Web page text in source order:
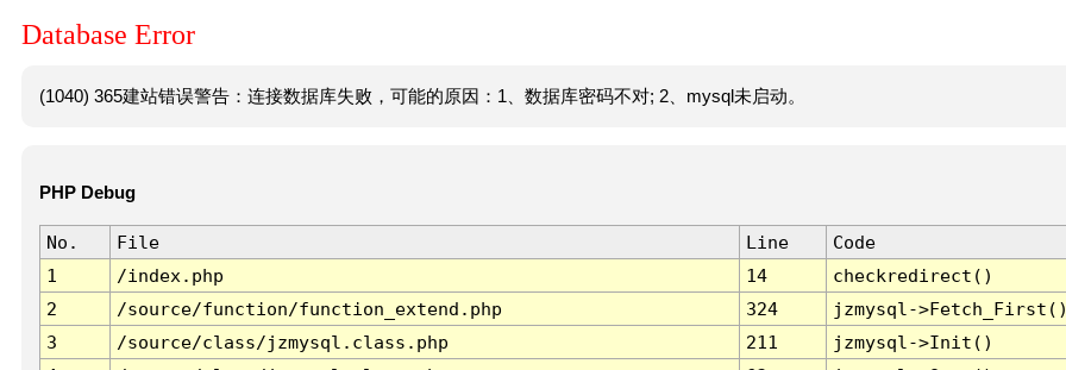
Database Error
(1040) 365建站错误警告：连接数据库失败，可能的原因：1、数据库密码不对; 2、mysql未启动。
PHP Debug
No. File Line
Code
1
/index.php 14
checkredirect()
2
/source/function/function_extend.php 324
jzmysql-
3
/source/class/jzmysql.class.php 211
jzmysql->Init()